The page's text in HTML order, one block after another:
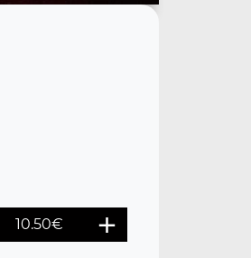
10.50€